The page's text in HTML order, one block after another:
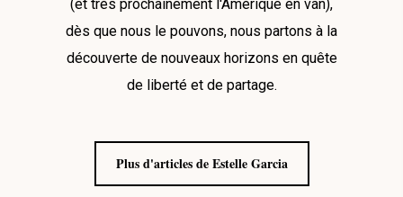
(et très prochainement l'Amérique en van),
dès que nous le pouvons, nous partons à la
découverte de nouveaux horizons en quête
de liberté et de partage.
Plus d'articles de Estelle Garcia